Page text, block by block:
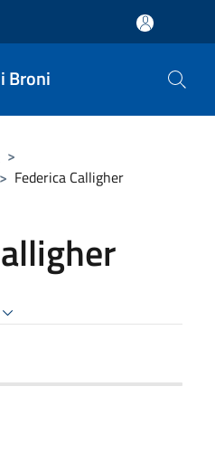
Broni
>
> Federica Calligher